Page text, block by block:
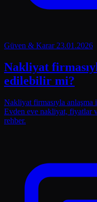
Güven & Karar 23.01.2026
Nakliyat
edilebilir mi?
Nakliyat firmasıyla
Evden eve nakliyat, fiyatlar
rehber.